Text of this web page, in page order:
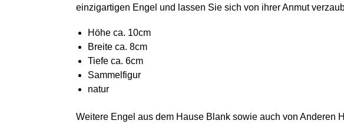
einzigartigen Engel und lassen Sie sich von ihrer Anmut
Höhe ca. 10cm
Breite ca. 8cm
Tiefe ca. 6cm
Sammelfigur
natur
Weitere Engel aus dem Hause Blank sowie auch von Anderen